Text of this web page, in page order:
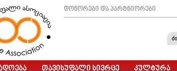
დონორები და პარტნიორები